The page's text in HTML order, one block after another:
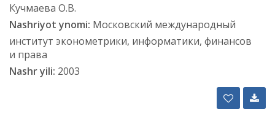
Кучмаева О.В.
Nashriyot ynomi: Московский международный
институт эконометрики, информатики, финансов
и права
Nashr yili: 2003